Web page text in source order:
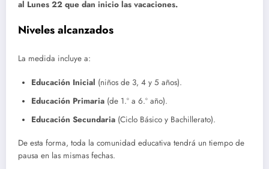
al Lunes 22 que dan inicio las vacaciones.
Niveles alcanzados
La medida incluye a:
Educación Inicial (niños de 3, 4 y 5 años).
Educación Primaria (de 1.º a 6.º año).
Educación Secundaria (Ciclo Básico y Bachillerato).
De esta forma, toda la comunidad educativa tendrá un tiempo de
pausa en las mismas fechas.